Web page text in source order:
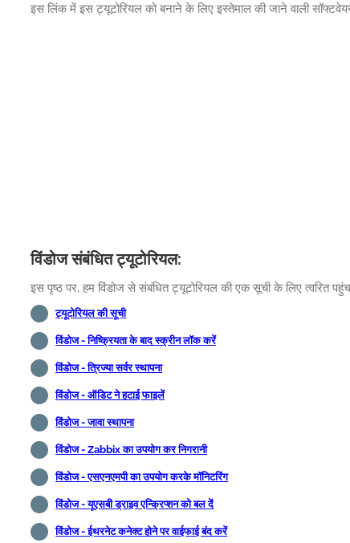
इस लिंक में इस ट्यूटोरियल को बनाने के लिए इस्तेमाल की जाने वाली
विंडोज संबंधित ट्यूटोरियल:
इस पृष्ठ पर, हम विंडोज से संबंधित ट्यूटोरियल की एक सूची के लिए त्वरित
ट्यूटोरियल की सूची
विंडोज - निष्क्रियता के बाद स्क्रीन लॉक करें
विंडोज - त्रिज्या सर्वर स्थापना
विंडोज - ऑडिट ने हटाई फाइलें
विंडोज - जावा स्थापना
विंडोज - Zabbix का उपयोग कर निगरानी
विंडोज - एसएनएमपी का उपयोग करके मॉनिटरिंग
विंडोज - यूएसबी ड्राइव एन्क्रिप्शन को बल दें
विंडोज - ईथरनेट कनेक्ट होने पर वाईफाई बंद करें